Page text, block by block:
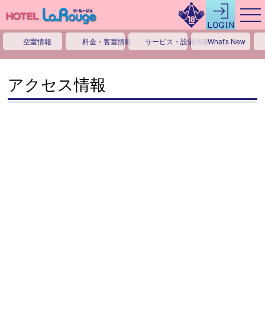
空室情報 料金・客室情報 サービス・設備情報What's New
アクセス情報